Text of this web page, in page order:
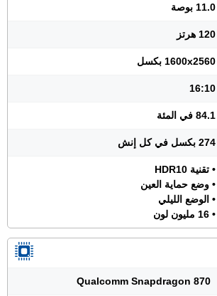
11.0 بوصة
120 هرتز
1600x2560 بكسل
16:10
84.1 في المئة
274 بكسل في كل إنش
• تقنية HDR10
• وضع حماية العين
• الوضع الليلي
• 16 مليون لون
Qualcomm Snapdragon 870